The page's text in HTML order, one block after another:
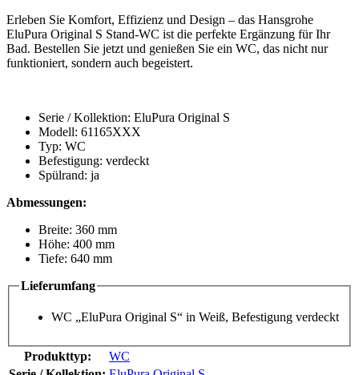
Erleben Sie Komfort, Effizienz und Design – das Hansgrohe
EluPura Original S Stand-WC ist die perfekte Ergänzung für Ihr
Bad. Bestellen Sie jetzt und genießen Sie ein WC, das nicht nur
funktioniert, sondern auch begeistert.
Serie / Kollektion: EluPura Original S
Modell: 61165XXX
Typ: WC
Befestigung: verdeckt
Spülrand: ja
Abmessungen:
Breite: 360 mm
Höhe: 400 mm
Tiefe: 640 mm
Lieferumfang
WC „EluPura Original S“ in Weiß, Befestigung verdeckt
Produkttyp:
WC